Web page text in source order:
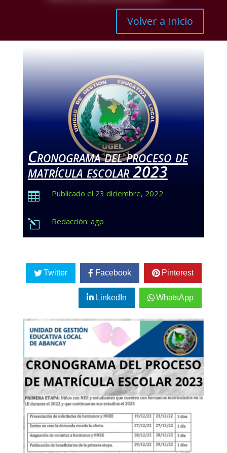
Volver a Inicio
Cronograma del proceso de
matrícula escolar 2023
 Publicado el 23 diciembre, 2022
l Redacción: agp
Twitter Facebook Pinterest
LinkedIn WhatsApp